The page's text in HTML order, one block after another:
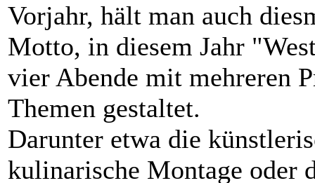
Vorjahr, hält man auch
Motto, in diesem Jahr
vier Abende mit mehreren
Themen gestaltet.
Darunter etwa die
kulinarische Montage oder